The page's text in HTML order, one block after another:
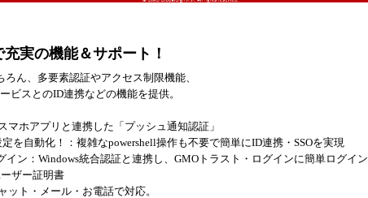
実の機能＆サポート！
ん、多要素認証やアクセス制限機能、
スとのID連携などの機能を提供。
ホアプリと連携した「プッシュ通知認証」
を自動化！：複雑なpowershell操作も不要で簡単にID連携・SSOを実現
ン：Windows統合認証と連携し、GMOトラスト・ログインに簡単ログイン
ザー証明書
ト・メール・お電話で対応。